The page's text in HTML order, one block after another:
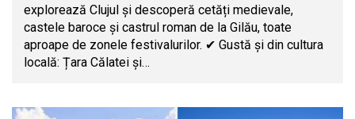
explorează Clujul și descoperă cetăți medievale,
castele baroce și castrul roman de la Gilău, toate
aproape de zonele festivalurilor. ✔ Gustă și din cultura
locală: Țara Călatei și…